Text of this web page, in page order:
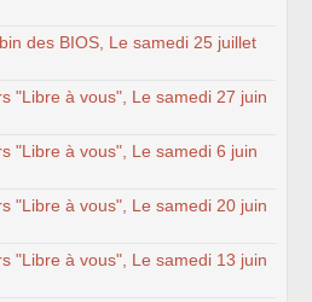
des BIOS, Le samedi 25 juillet
"Libre à vous", Le samedi 27 juin
"Libre à vous", Le samedi 6 juin
"Libre à vous", Le samedi 20 juin
"Libre à vous", Le samedi 13 juin